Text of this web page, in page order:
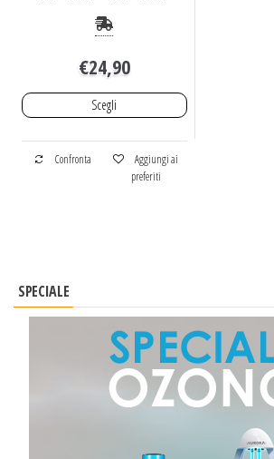
€24,90
Scegli
Confronta
Aggiungi ai
preferiti
SPECIALE